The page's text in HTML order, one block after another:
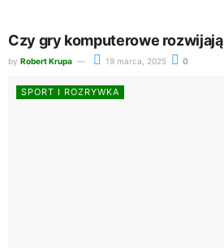
Czy gry komputerowe rozwijają
by Robert Krupa 19 marca, 2025 0
SPORT I ROZRYWKA